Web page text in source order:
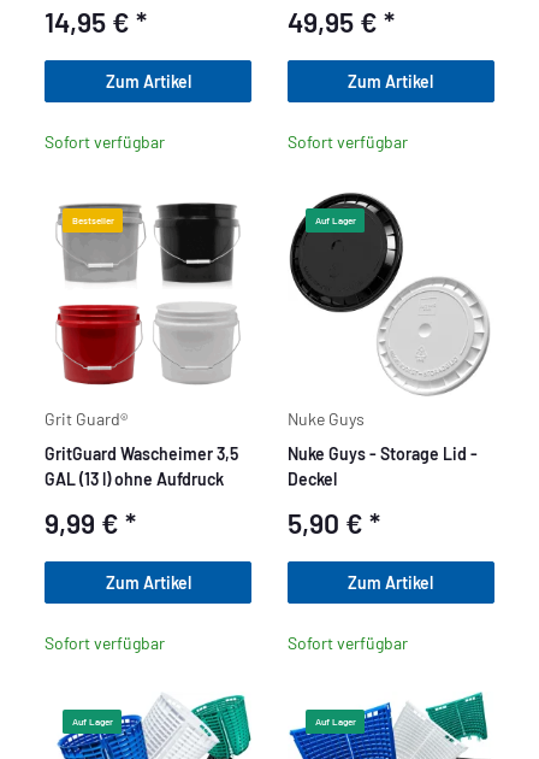
14,95 €*
Zum Artikel
Sofort verfügbar
49,95 € *
Zum Artikel
Sofort verfügbar
Bestseller
Grit Guard®
GritGuard Wascheimer 3,5
GAL (13 l) ohne Aufdruck
9,99 €*
Zum Artikel
Sofort verfügbar
Auf Lager
Nuke Guys
Nuke Guys - Storage Lid -
Deckel
5,90 € *
Zum Artikel
Sofort verfügbar
Auf Lager Auf Lager